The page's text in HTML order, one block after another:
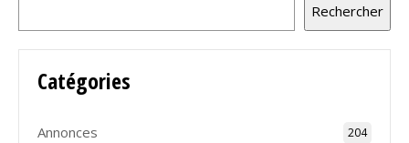
Rechercher
Catégories
Annonces 204